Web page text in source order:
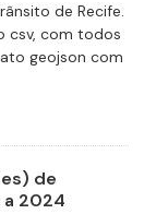
de Recife.
csv, com todos
geojson com
de
a 2024